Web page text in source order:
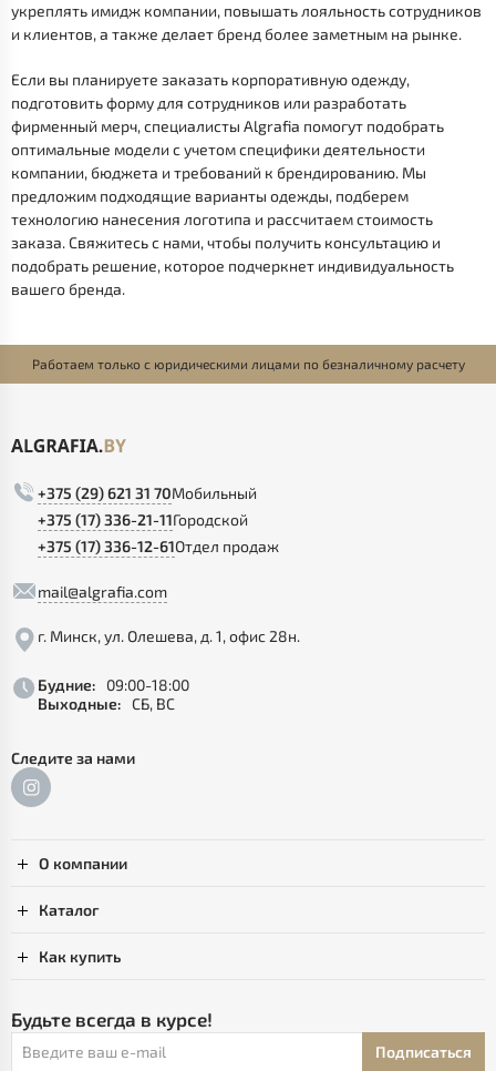
укреплять имидж компании, повышать лояльность сотрудников
и клиентов, а также делает бренд более заметным на рынке.
Если вы планируете заказать корпоративную одежду,
подготовить форму для сотрудников или разработать
фирменный мерч, специалисты Algrafia помогут подобрать
оптимальные модели с учетом специфики деятельности
компании, бюджета и требований к брендированию. Мы
предложим подходящие варианты одежды, подберем
технологию нанесения логотипа и рассчитаем стоимость
заказа. Свяжитесь с нами, чтобы получить консультацию и
подобрать решение, которое подчеркнет индивидуальность
вашего бренда.
Работаем только с юридическими лицами по безналичному расчету
+375 (29) 621 31 70Мобильный
+375 (17) 336-21-11Городской
+375 (17) 336-12-61Отдел продаж
mail@algrafia.com
г. Минск, ул. Олешева, д. 1, офис 28н.
Будние:
09:00-18:00
Выходные: СБ, ВС
Следите за нами
О компании
Каталог
Как купить
Будьте всегда в курсе!
Подписаться